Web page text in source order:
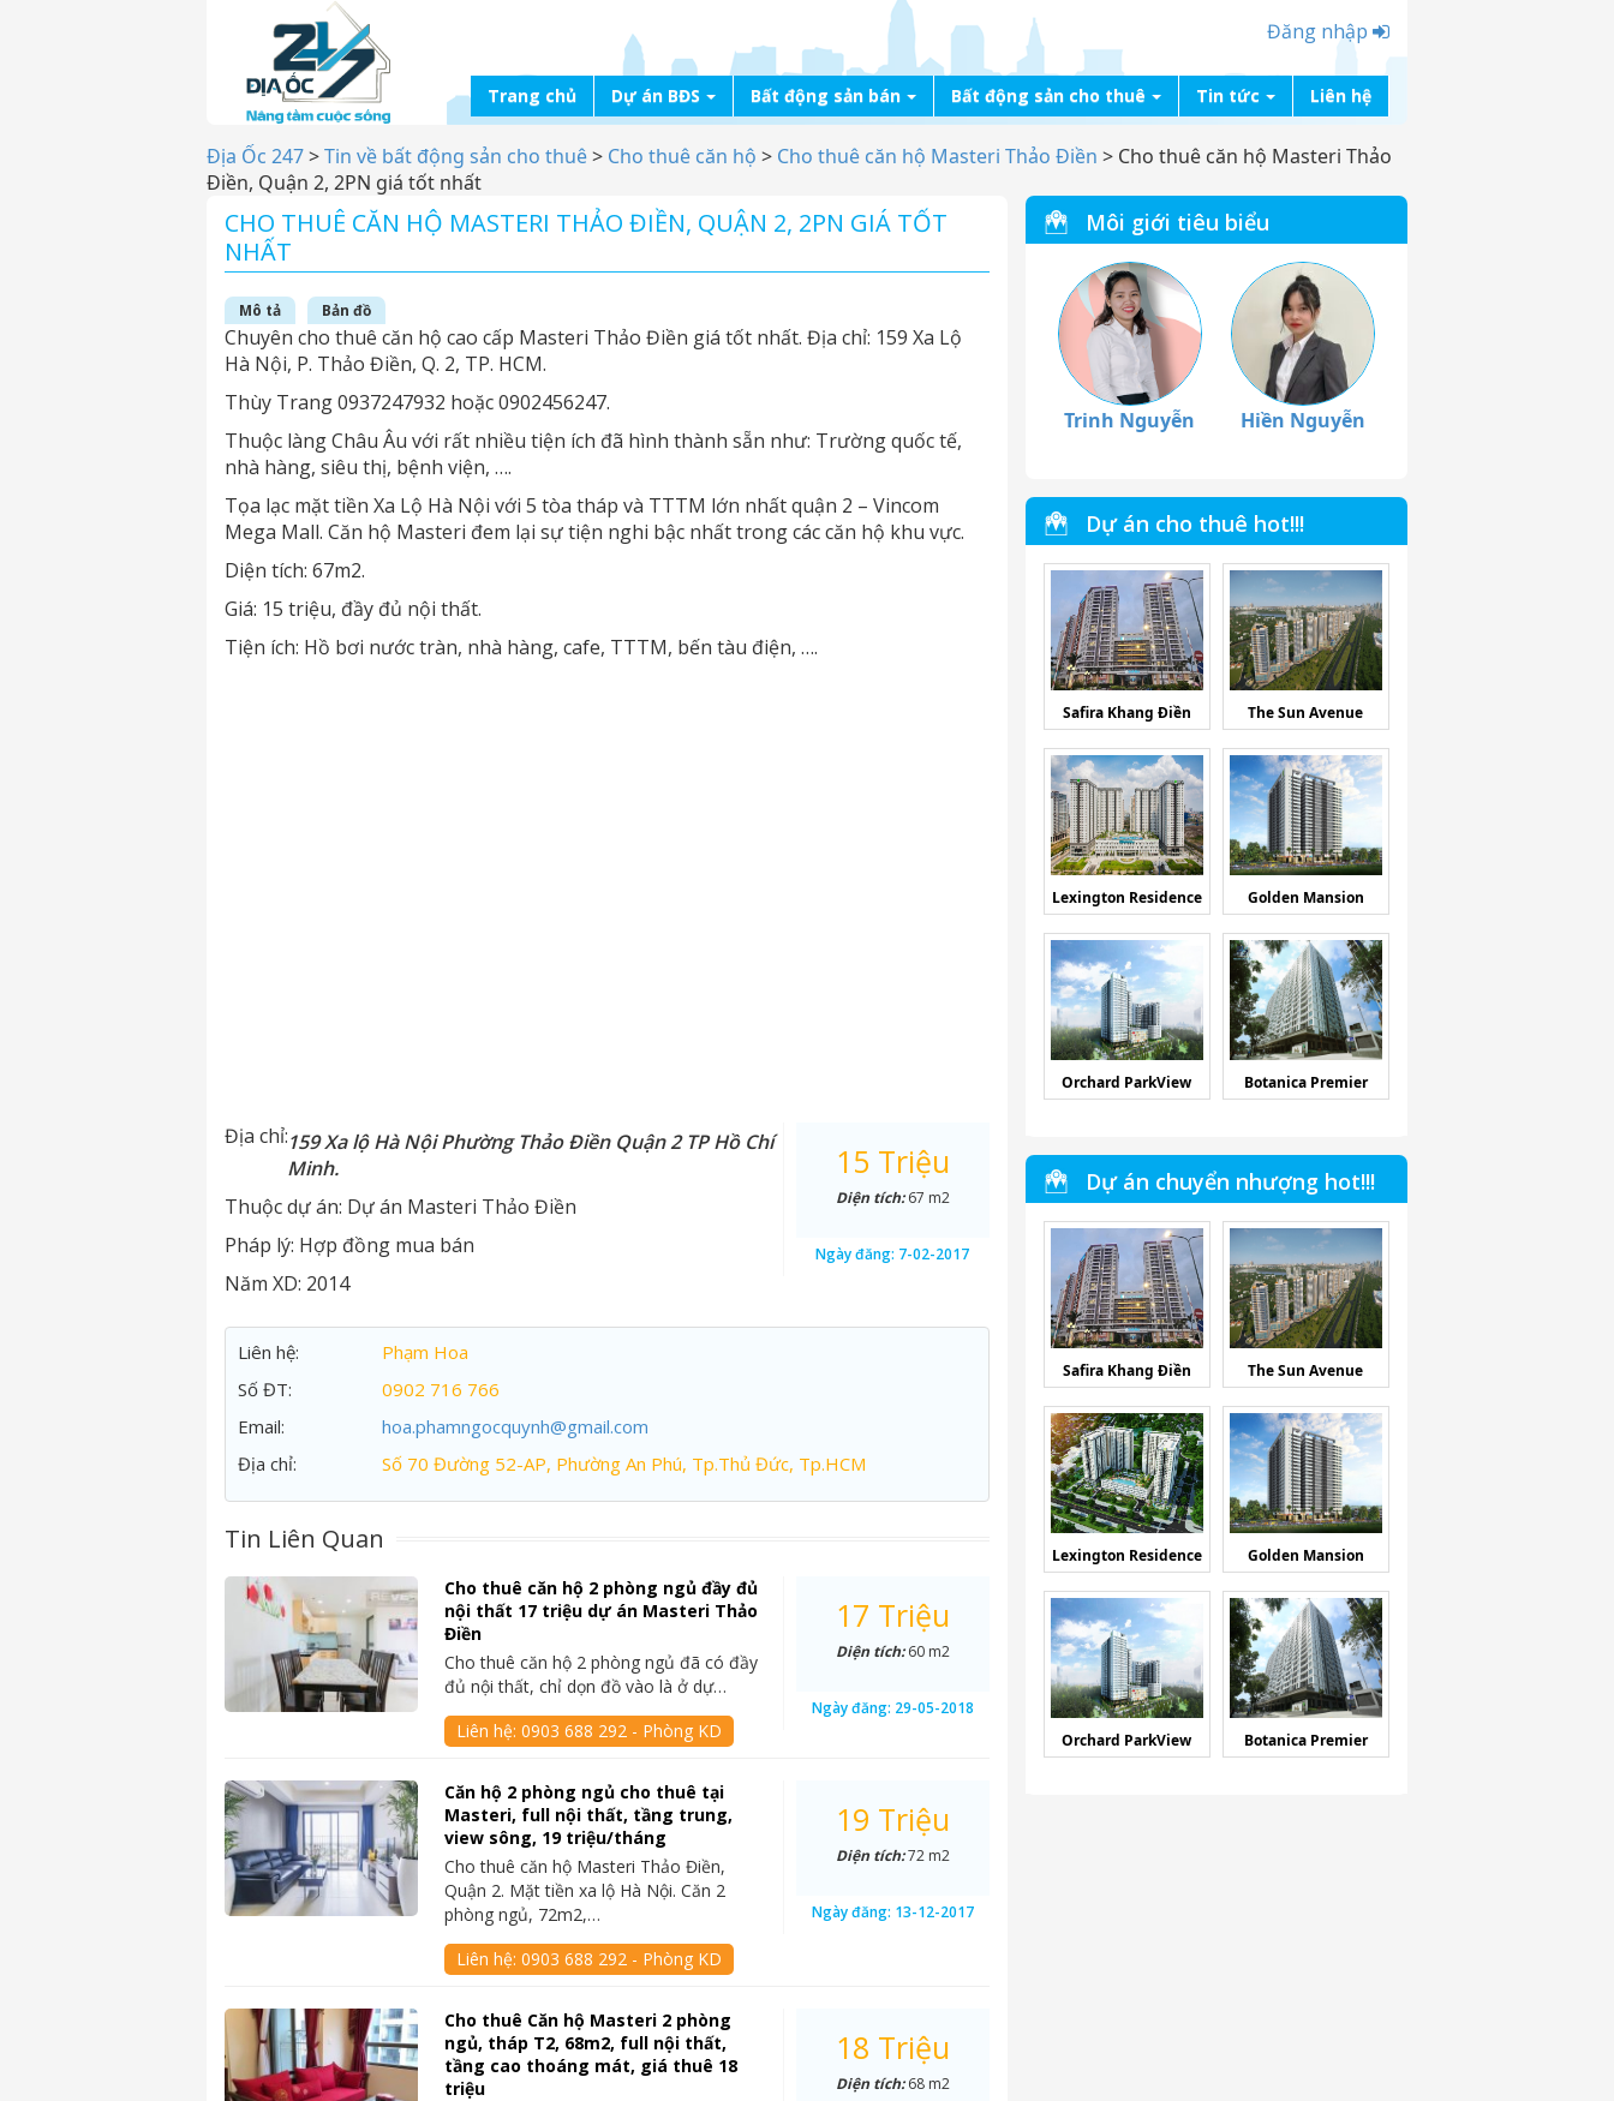
Đăng nhập
Trang chủ Dự án BĐS Bất động sản bán Bất động sản cho thuê Tin tức Liên hệ
Địa Ốc 247>Tin về bất động sản cho thuê> Cho thuê căn hộ > Cho thuê căn hộ Masteri Thảo Điền > Cho thuê căn hộ Masteri Thảo
Điền, Quận 2, 2PN giá tốt nhất
CHO THUÊ CĂN HỘ MASTERI THẢO ĐIỀN, QUẬN 2, 2PN GIÁ TỐT
NHẤT
Mô tả Bản đồ
Chuyên cho thuê căn hộ cao cấp Masteri Thảo Điền giá tốt nhất. Địa chỉ: 159 Xa Lộ
Hà Nội, P. Thảo Điền, Q. 2, TP. HCM.
Thùy Trang 0937247932 hoặc 0902456247.
Thuộc làng Châu Âu với rất nhiều tiện ích đã hình thành sẵn như: Trường quốc tế,
nhà hàng, siêu thị, bệnh viện, ….
Tọa lạc mặt tiền Xa Lộ Hà Nội với 5 tòa tháp và TTTM lớn nhất quận 2 – Vincom
Mega Mall. Căn hộ Masteri đem lại sự tiện nghi bậc nhất trong các căn hộ khu vực.
Diện tích: 67m2.
Giá: 15 triệu, đầy đủ nội thất.
Tiện ích: Hồ bơi nước tràn, nhà hàng, cafe, TTTM, bến tàu điện, ….
Địa chỉ:159 Xa lộ Hà Nội Phường Thảo Điền Quận 2 TP Hồ Chí
Minh.
Thuộc dự án: Dự án Masteri Thảo Điền
Pháp lý: Hợp đồng mua bán
Năm XD: 2014
15 Triệu
Diện tích:67 m2
Ngày đăng: 7-02-2017
Liên hệ:
Phạm Hoa
Số ĐT:
0902 716 766
Email:
hoa.phamngocquynh@gmail.com
Địa chỉ:
Số 70 Đường 52-AP, Phường An Phú, Tp.Thủ Đức, Tp.HCM
Tin Liên Quan
Cho thuê căn hộ 2 phòng ngủ đầy đủ
nội thất 17 triệu dự án Masteri Thảo
Điền
Cho thuê căn hộ 2 phòng ngủ đã có đầy
đủ nội thất, chỉ dọn đồ vào là ở dự…
Liên hệ:0903 688 292 - Phòng KD
17 Triệu
Diện tích:60 m2
Ngày đăng: 29-05-2018
Căn hộ 2 phòng ngủ cho thuê tại
Masteri, full nội thất, tầng trung,
view sông, 19 triệu/tháng
Cho thuê căn hộ Masteri Thảo Điền,
Quận 2. Mặt tiền xa lộ Hà Nội. Căn 2
phòng ngủ, 72m2,…
Liên hệ:0903 688 292 - Phòng KD
19 Triệu
Diện tích:72 m2
Ngày đăng: 13-12-2017
Cho thuê Căn hộ Masteri 2 phòng
ngủ, tháp T2, 68m2, full nội thất,
tầng cao thoáng mát, giá thuê 18
triệu
18 Triệu
Diện tích:68 m2
Môi giới tiêu biểu
Trinh Nguyễn Hiền Nguyễn
Dự án cho thuê hot!!!
Safira Khang Điền The Sun Avenue
Lexington Residence Golden Mansion
Orchard ParkView Botanica Premier
Dự án chuyển nhượng hot!!!
Safira Khang Điền The Sun Avenue
Lexington Residence Golden Mansion
Orchard ParkView Botanica Premier